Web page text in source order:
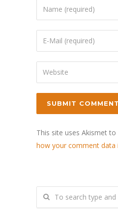
This site uses Akismet to
how your comment data